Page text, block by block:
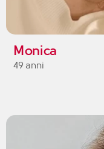
Monica
49 anni